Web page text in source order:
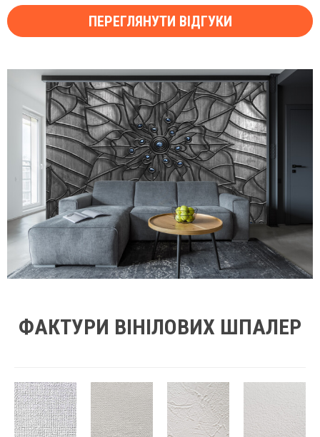
ПЕРЕГЛЯНУТИ ВІДГУКИ
ФАКТУРИ ВІНІЛОВИХ ШПАЛЕР